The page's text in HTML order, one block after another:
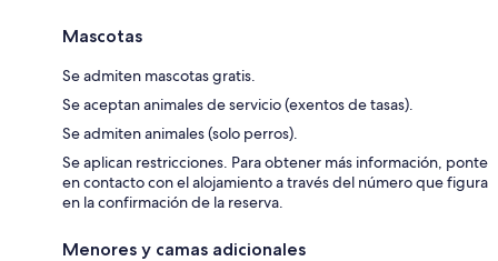
Mascotas
Se admiten mascotas gratis.
Se aceptan animales de servicio (exentos de tasas).
Se admiten animales (solo perros).
Se aplican restricciones. Para obtener más información, ponte
en contacto con el alojamiento a través del número que figura
en la confirmación de la reserva.
Menores y camas adicionales